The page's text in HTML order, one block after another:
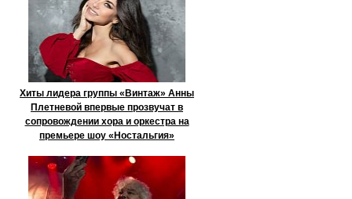
Хиты лидера группы «Винтаж» Анны
Плетневой впервые прозвучат в
сопровождении хора и оркестра на
премьере шоу «Ностальгия»